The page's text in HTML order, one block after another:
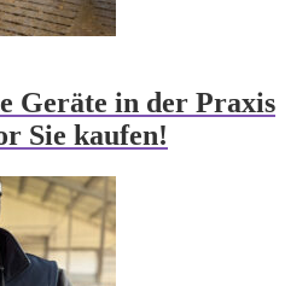
Geräte in der Praxis
Sie kaufen!